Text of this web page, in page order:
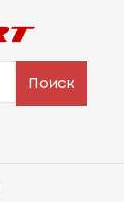
Поиск